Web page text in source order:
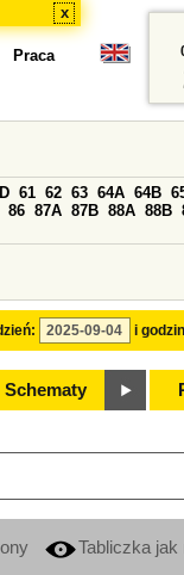
x
Praca
i
61 62 63 64A 64B
86 87A 87B 88A 88B
Schematy
Tabliczka